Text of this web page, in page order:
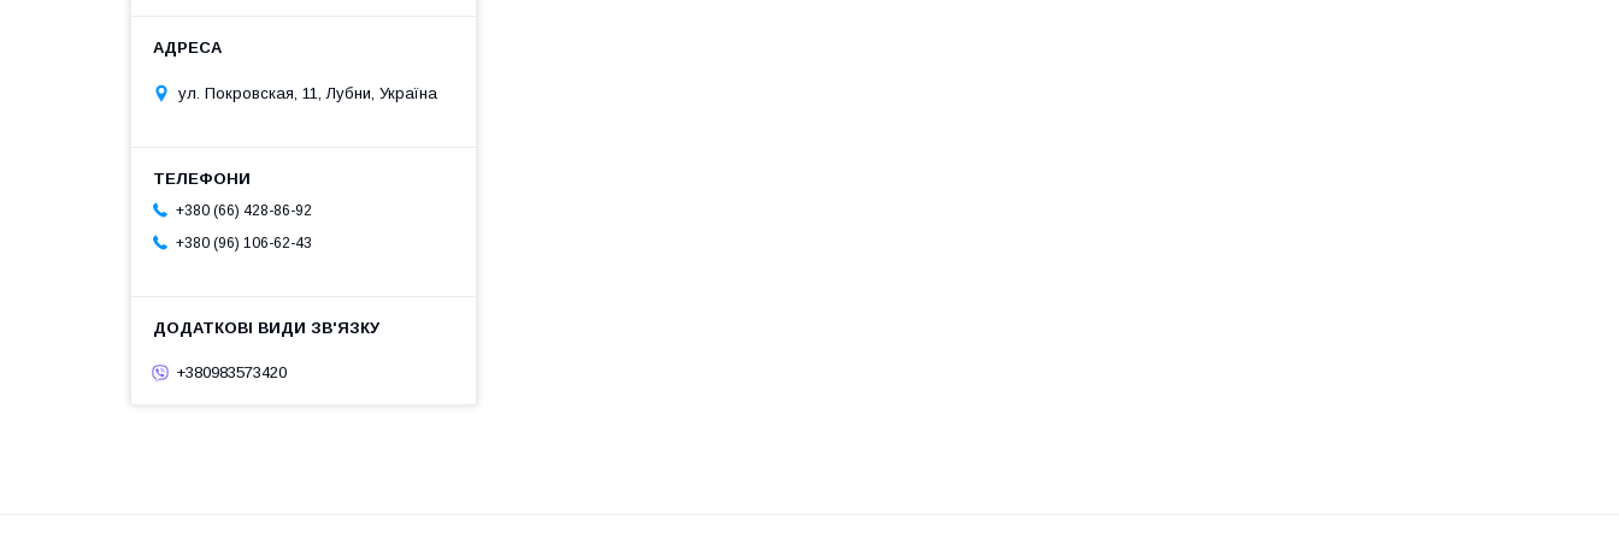
ул. Покровская, 11, Лубни, Україна
+380 (66) 428-86-92
+380 (96) 106-62-43
+380983573420